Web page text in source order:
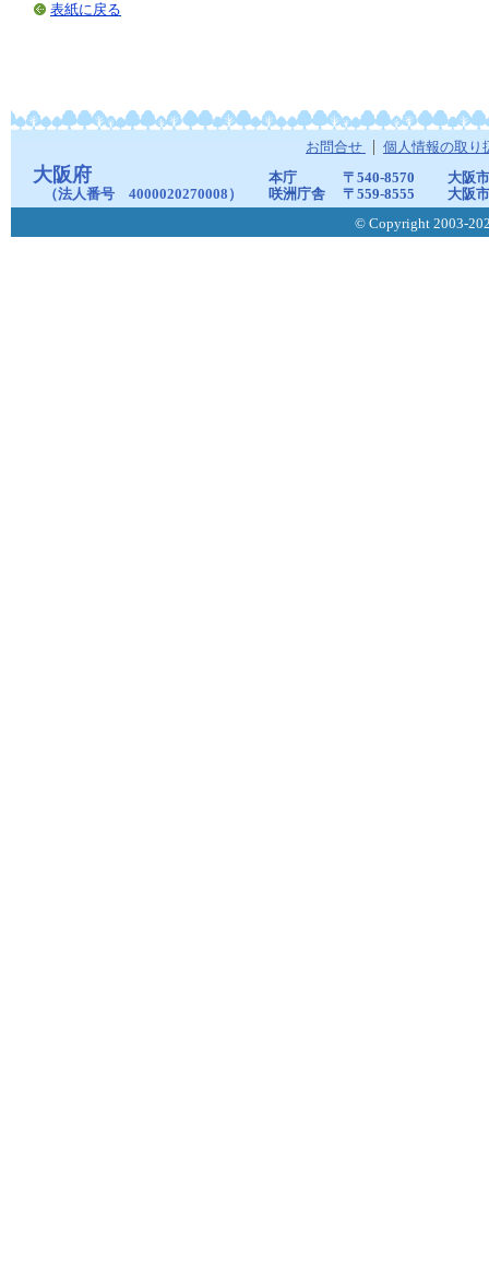
表紙に戻る
お問合せ 個人情報の取り
大阪府
（法人番号 4000020270008）
本庁 〒540-8570
大阪
咲洲庁舎
〒559-8555
大阪
© Copyright 2003-